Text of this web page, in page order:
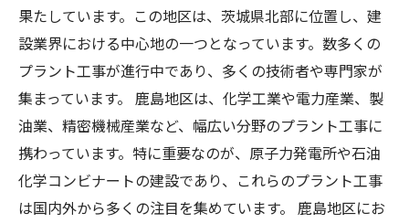
果たしています。この地区は、茨城県北部に位置し、建
設業界における中心地の一つとなっています。数多くの
プラント工事が進行中であり、多くの技術者や専門家が
集まっています。 鹿島地区は、化学工業や電力産業、製
油業、精密機械産業など、幅広い分野のプラント工事に
携わっています。特に重要なのが、原子力発電所や石油
化学コンビナートの建設であり、これらのプラント工事
は国内外から多くの注目を集めています。 鹿島地区にお